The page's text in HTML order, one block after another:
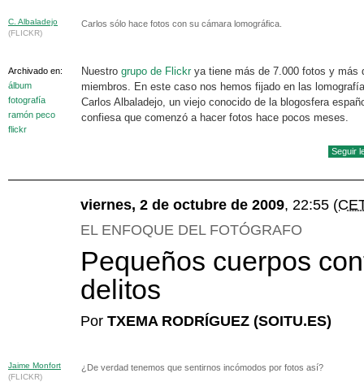
C. Albaladejo
(FLICKR)
Carlos sólo hace fotos con su cámara lomográfica.
Archivado en:
álbum
fotografía
ramón peco
flickr
Nuestro grupo de Flickrya tiene más de 7.000 fotos y más
miembros. En este caso nos hemos fijado en las
Carlos Albaladejo, un viejo conocido de la blogosfera
confiesa que comenzó a hacer fotos hace pocos meses.
Seguir
viernes, 2 de octubre de 2009, 22:55
EL ENFOQUE DEL FOTÓGRAFO
Pequeños cuerpos
delitos
Por TXEMA RODRÍGUEZ (SOITU.ES)
Jaime Monfort
(FLICKR)
¿De verdad tenemos que sentirnos incómodos por fotos así?